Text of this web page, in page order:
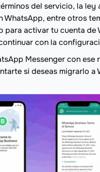
del servicio, la ley
WhatsApp, entre otros
para activar tu cuenta de
con la
Messenger con ese
si deseas migrarlo a